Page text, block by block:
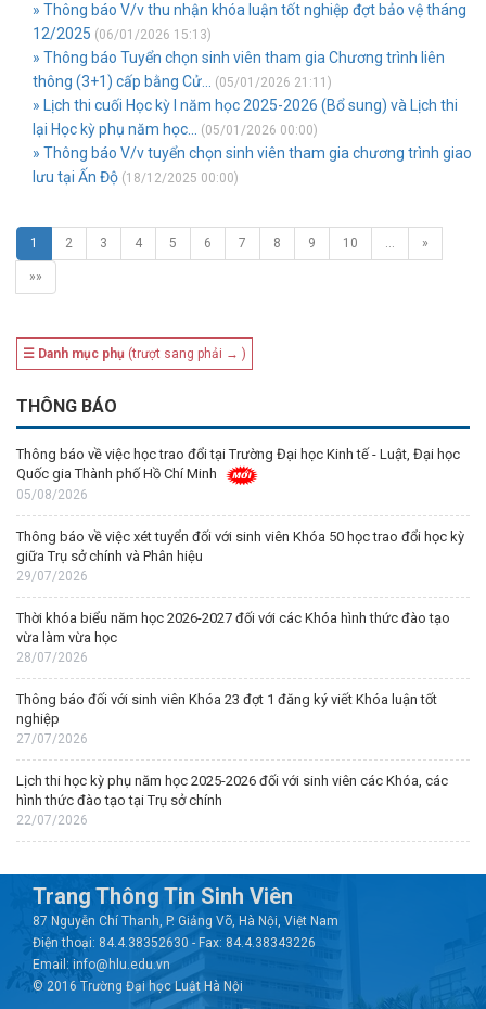
» Thông báo V/v thu nhận khóa luận tốt nghiệp đợt bảo vệ tháng
12/2025 (06/01/2026 15:13)
» Thông báo Tuyển chọn sinh viên tham gia Chương trình liên
thông (3+1) cấp bằng Cử...
(05/01/2026 21:11)
» Lịch thi cuối Học kỳ I năm học 2025-2026 (Bổ sung) và Lịch thi
lại Học kỳ phụ năm học...
(05/01/2026 00:00)
» Thông báo V/v tuyển chọn sinh viên tham gia chương trình giao
lưu tại Ấn Độ (18/12/2025 00:00)
1 2 3 4 5 6 7 8 9 10 … »
»»
☰ Danh mục phụ (trượt sang phải → )
THÔNG BÁO
Thông báo về việc học trao đổi tại Trường Đại học Kinh tế - Luật, Đại học
Quốc gia Thành phố Hồ Chí Minh
05/08/2026
Thông báo về việc xét tuyển đối với sinh viên Khóa 50 học trao đổi học kỳ
giữa Trụ sở chính và Phân hiệu
29/07/2026
Thời khóa biểu năm học 2026-2027 đối với các Khóa hình thức đào tạo
vừa làm vừa học
28/07/2026
Thông báo đối với sinh viên Khóa 23 đợt 1 đăng ký viết Khóa luận tốt
nghiệp
27/07/2026
Lịch thi học kỳ phụ năm học 2025-2026 đối với sinh viên các Khóa, các
hình thức đào tạo tại Trụ sở chính
22/07/2026
Trang Thông Tin Sinh Viên
87 Nguyễn Chí Thanh, P. Giảng Võ, Hà Nội, Việt Nam
Điện thoại: 84.4.38352630 - Fax: 84.4.38343226
Email: info@hlu.edu.vn
© 2016 Trường Đại học Luật Hà Nội